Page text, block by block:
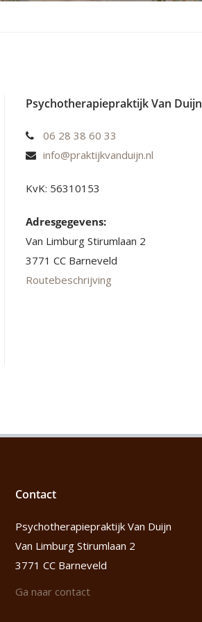
Psychotherapiepraktijk Van Duijn
06 28 38 60 33
info@praktijkvanduijn.nl
KvK: 56310153
Adresgegevens:
Van Limburg Stirumlaan 2
3771 CC Barneveld
Routebeschrijving
Contact
Psychotherapiepraktijk Van Duijn
Van Limburg Stirumlaan 2
3771 CC Barneveld
Ga naar contact